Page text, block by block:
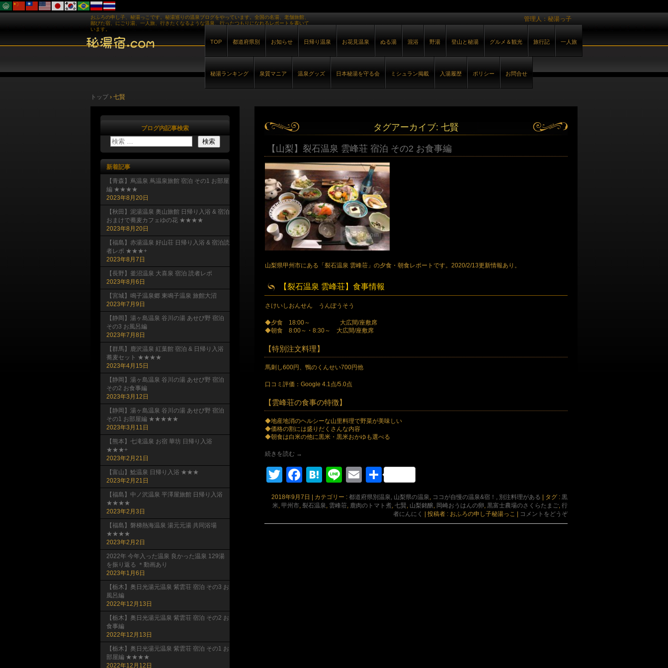
おふろの申し子、秘湯っこです。秘湯巡りの温泉ブログをやっています。全国の名湯、老舗旅館、
鄙びた宿、にごり湯、一人旅、行きたくなるような温泉、行ったつもりになれるレポートを書いて
います。
管理人：秘湯っ子
TOP 都道府県別 お知らせ 日帰り温泉 お花見温泉 ぬる湯 混浴 野湯 登山と秘湯 グルメ＆観光 旅行記 一人旅
秘湯ランキング 泉質マニア 温泉グッズ 日本秘湯を守る会 ミシュラン掲載 入湯履歴 ポリシー お問合せ
トップ › 七賢
タグアーカイブ: 七賢
【山梨】裂石温泉 雲峰荘 宿泊 その2 お食事編
山梨県甲州市にある「裂石温泉 雲峰荘」の夕食・朝食レポートです。2020/2/13更新情報あり。
【裂石温泉 雲峰荘】食事情報
さけいしおんせん うんぽうそう
◆夕食 18:00～ 大広間/座敷席
◆朝食 8:00～・8:30～ 大広間/座敷席
【特別注文料理】
馬刺し600円、鴨のくんせい700円他
口コミ評価：Google 4.1点/5.0点
【雲峰荘の食事の特徴】
◆地産地消のヘルシーな山里料理で野菜が美味しい
◆価格の割には盛りだくさんな内容
◆朝食は白米の他に黒米・黒米おかゆも選べる
続きを読む →
TwitterFacebook
Hatena
LineEmail
共
有
2018年9月7日 | カテゴリー : 都道府県別温泉, 山梨県の温泉, ココが自慢の温泉&宿！, 別注料理がある | タグ : 黒
米, 甲州市, 裂石温泉, 雲峰荘, 鹿肉のトマト煮, 七賢, 山梨銘醸, 岡崎おうはんの卵, 黒富士農場のさくらたまご, 行
者にんにく | 投稿者 : おふろの申し子秘湯っこ | コメントをどうぞ
ブログ内記事検索
新着記事
【青森】蔦温泉 蔦温泉旅館 宿泊 その1 お部屋
編 ★★★★
2023年8月20日
【秋田】泥湯温泉 奥山旅館 日帰り入浴 & 宿泊
おまけで蕎麦カフェゆの花 ★★★★
2023年8月20日
【福島】赤湯温泉 好山荘 日帰り入浴 & 宿泊読
者レポ ★★★+
2023年8月7日
【長野】釜沼温泉 大喜泉 宿泊 読者レポ
2023年8月6日
【宮城】鳴子温泉郷 東鳴子温泉 旅館大沼
2023年7月9日
【静岡】湯ヶ島温泉 谷川の湯 あせび野 宿泊
その3 お風呂編
2023年7月8日
【群馬】鹿沢温泉 紅葉館 宿泊 & 日帰り入浴
蕎麦セット ★★★★
2023年4月15日
【静岡】湯ヶ島温泉 谷川の湯 あせび野 宿泊
その2 お食事編
2023年3月12日
【静岡】湯ヶ島温泉 谷川の湯 あせび野 宿泊
その1 お部屋編 ★★★★★
2023年3月11日
【熊本】七滝温泉 お宿 華坊 日帰り入浴
★★★+
2023年2月21日
【富山】鯰温泉 日帰り入浴 ★★★
2023年2月21日
【福島】中ノ沢温泉 平澤屋旅館 日帰り入浴
★★★★
2023年2月3日
【福島】磐梯熱海温泉 湯元元湯 共同浴場
★★★★
2023年2月2日
2022年 今年入った温泉 良かった温泉 129湯
を振り返る ＊動画あり
2023年1月6日
【栃木】奥日光湯元温泉 紫雲荘 宿泊 その3 お
風呂編
2022年12月13日
【栃木】奥日光湯元温泉 紫雲荘 宿泊 その2 お
食事編
2022年12月13日
【栃木】奥日光湯元温泉 紫雲荘 宿泊 その1 お
部屋編 ★★★★
2022年12月12日